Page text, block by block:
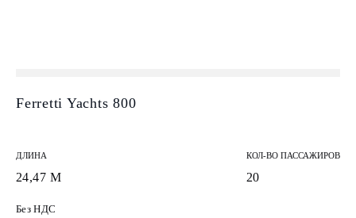
Ferretti Yachts 800
ДЛИНА
24,47 М
КОЛ-ВО ПАССАЖИРОВ
20
Без НДС